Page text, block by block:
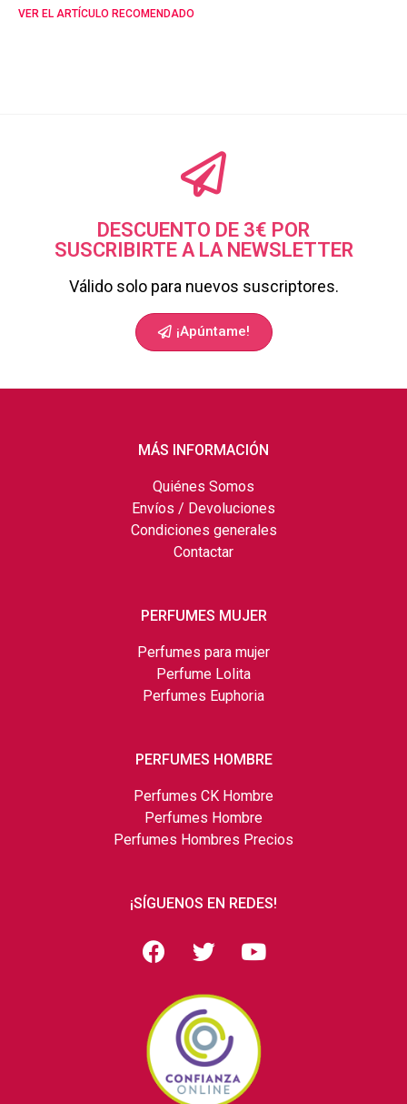
VER EL ARTÍCULO RECOMENDADO
DESCUENTO DE 3€ POR
SUSCRIBIRTE A LA NEWSLETTER
Válido solo para nuevos suscriptores.
¡Apúntame!
MÁS INFORMACIÓN
Quiénes Somos
Envíos / Devoluciones
Condiciones generales
Contactar
PERFUMES MUJER
Perfumes para mujer
Perfume Lolita
Perfumes Euphoria
PERFUMES HOMBRE
Perfumes CK Hombre
Perfumes Hombre
Perfumes Hombres Precios
¡SÍGUENOS EN REDES!